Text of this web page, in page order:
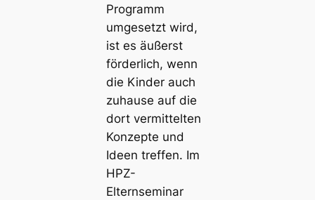
Programm
umgesetzt wird,
ist es äußerst
förderlich, wenn
die Kinder auch
zuhause auf die
dort vermittelten
Konzepte und
Ideen treffen. Im
HPZ-
Elternseminar